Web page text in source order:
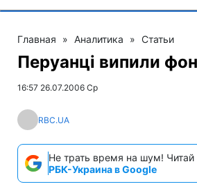
Главная » Аналитика » Статьи
Перуанці випили
16:57 26.07.2006 Ср
RBC.UA
Не трать время на шум! Читай
РБК-Украина в Google